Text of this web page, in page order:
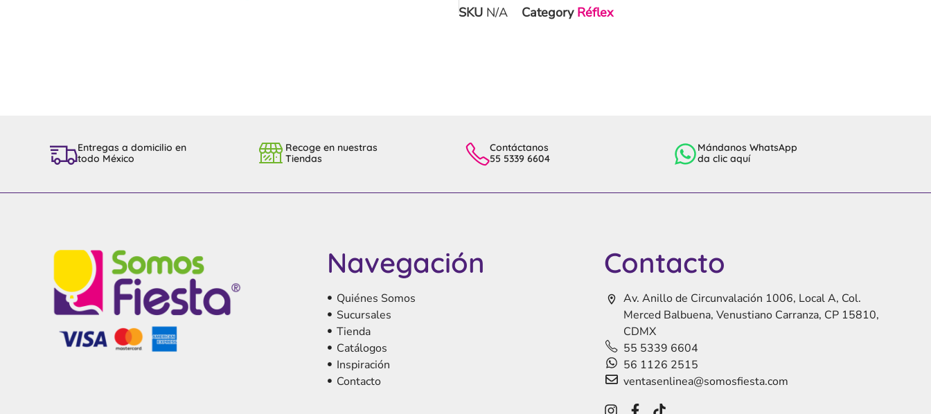
SKU N/A Category Réflex
Entregas a domicilio en
todo México
Recoge en nuestras
Tiendas
Contáctanos
55 5339 6604
Mándanos WhatsApp
da clic aquí
Navegación
Quiénes Somos
Sucursales
Tienda
Catálogos
Inspiración
Contacto
Contacto
Av. Anillo de Circunvalación 1006, Local A, Col.
Merced Balbuena, Venustiano Carranza, CP 15810,
CDMX
55 5339 6604
56 1126 2515
ventasenlinea@somosfiesta.com